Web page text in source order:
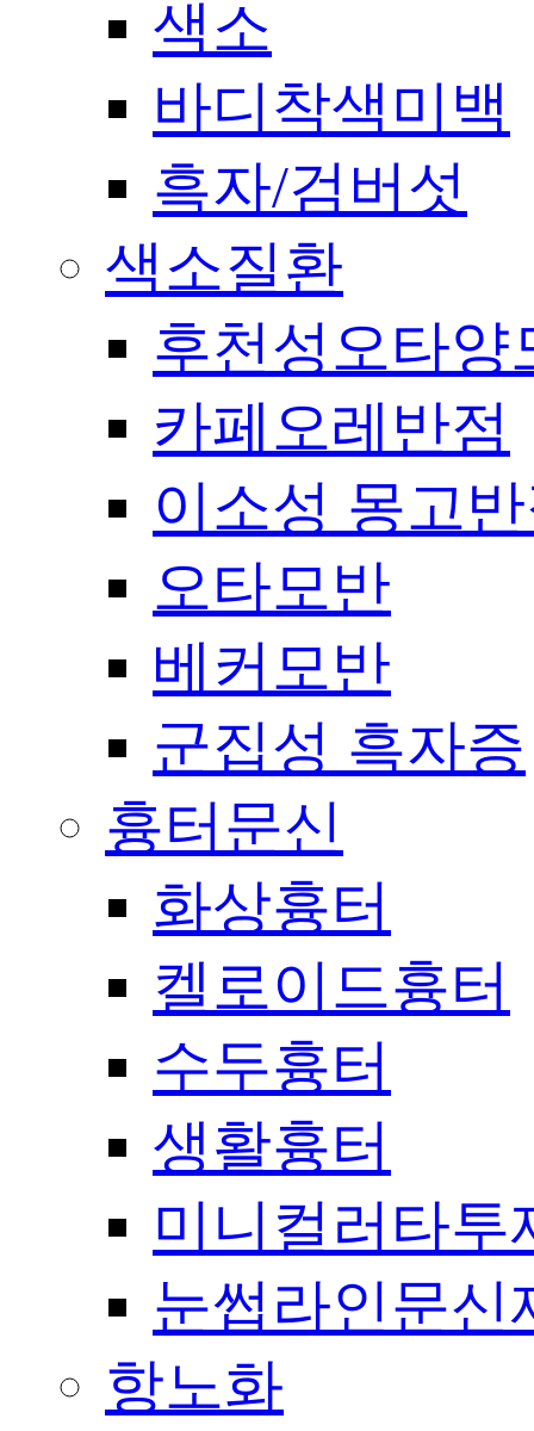
색소
바디착색미백
흑자/검버섯
색소질환
후천성오타양
카페오레반점
이소성 몽고
오타모반
베커모반
군집성 흑자증
흉터문신
화상흉터
켈로이드흉터
수두흉터
생활흉터
미니컬러타투
눈썹라인문신
항노화